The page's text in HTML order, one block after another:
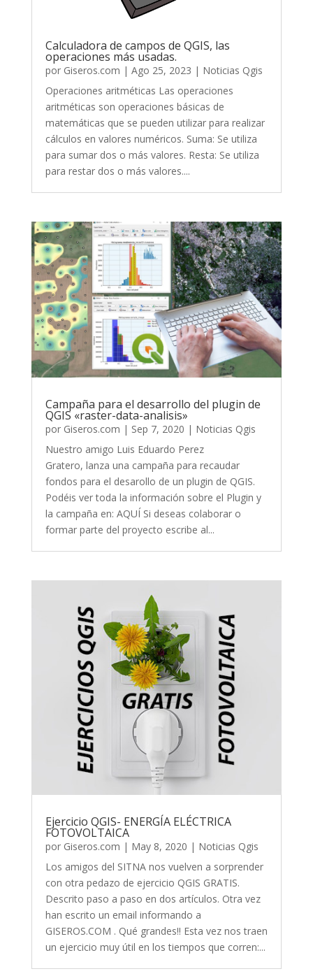
Calculadora de campos de QGIS, las
operaciones más usadas.
por Giseros.com | Ago 25, 2023 | Noticias Qgis
Operaciones aritméticas Las operaciones
aritméticas son operaciones básicas de
matemáticas que se pueden utilizar para realizar
cálculos en valores numéricos. Suma: Se utiliza
para sumar dos o más valores. Resta: Se utiliza
para restar dos o más valores....
Campaña para el desarrollo del plugin de
QGIS «raster-data-analisis»
por Giseros.com | Sep 7, 2020 | Noticias Qgis
Nuestro amigo Luis Eduardo Perez
Gratero, lanza una campaña para recaudar
fondos para el desarollo de un plugin de QGIS.
Podéis ver toda la información sobre el Plugin y
la campaña en: AQUÍ Si deseas colaborar o
formar parte del proyecto escribe al...
Ejercicio QGIS- ENERGÍA ELÉCTRICA
FOTOVOLTAICA
por Giseros.com | May 8, 2020 | Noticias Qgis
Los amigos del SITNA nos vuelven a sorprender
con otra pedazo de ejercicio QGIS GRATIS.
Descrito paso a paso en dos artículos. Otra vez
han escrito un email informando a
GISEROS.COM . Qué grandes!! Esta vez nos traen
un ejercicio muy útil en los tiempos que corren:...